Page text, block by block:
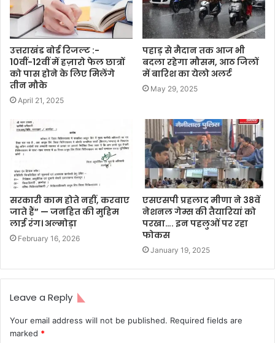
उत्तराखंड बोर्ड रिजल्ट :-
10वीं-12वीं में हज़ारो फेल छात्रों
को पास होने के लिए मिलेंगे
तीन मौके
April 21, 2025
पहाड़ से मैदान तक आज भी
बदला रहेगा मौसम, आठ जिलों
में बारिश का येलो अलर्ट
May 29, 2025
सरकारी काम होते नहीं, करवाए
जाते हैं” — जनहित की मुहिम
लाई रंग। अल्मोड़ा
February 16, 2026
एसएसपी प्रहलाद मीणा ने 38वें
नेशनल गेम्स की तैयारियां को
परखा…. इन पहलुओं पर रहा
फोकस
January 19, 2025
Leave a Reply
Your email address will not be published. Required fields are
marked *